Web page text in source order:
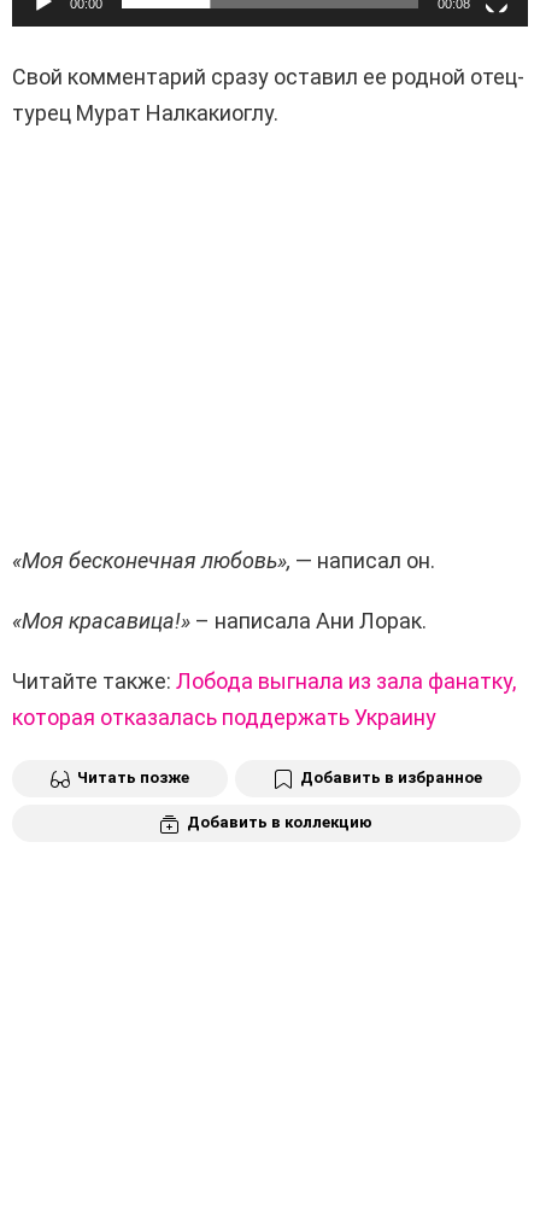
00:00 00:08
Свой комментарий сразу оставил ее родной отец-
турец Мурат Налкакиоглу.
«Моя бесконечная любовь», — написал он.
«Моя красавица!» – написала Ани Лорак.
Читайте также: Лобода выгнала из зала фанатку,
которая отказалась поддержать Украину
Читать позже Добавить в избранное
Добавить в коллекцию